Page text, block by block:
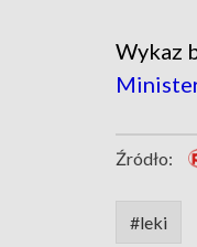
Wykaz
Źródło:
#leki